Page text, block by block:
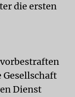
die ersten
Dienst